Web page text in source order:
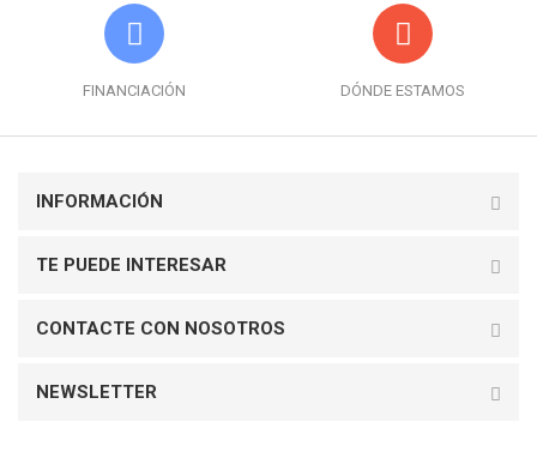
FINANCIACIÓN DÓNDE ESTAMOS
INFORMACIÓN
TE PUEDE INTERESAR
CONTACTE CON NOSOTROS
NEWSLETTER